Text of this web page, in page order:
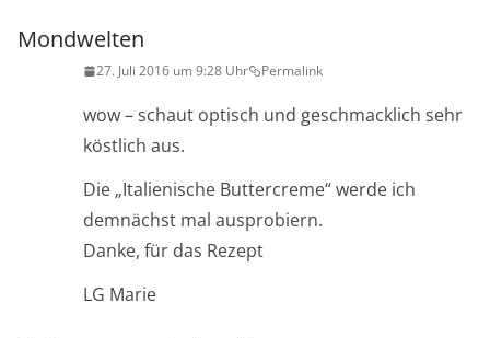
Mondwelten
27. Juli 2016 um 9:28 Uhr Permalink
wow – schaut optisch und geschmacklich sehr
köstlich aus.
Die „Italienische Buttercreme“ werde ich
demnächst mal ausprobiern.
Danke, für das Rezept
LG Marie